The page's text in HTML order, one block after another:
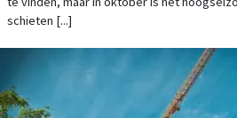
schieten [...]